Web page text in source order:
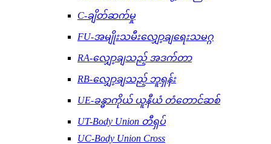
C-ချိတ်ဆက်မှု
FU-အမျိုးသမီးလျှော့ချရေးသမဂ္ဂ
RA-လျှော့ချသည့် အဒက်တာ
RB-လျှော့ချသည့် ဘူရှန်း
UE-ခန္ဓာကိုယ် ယူနီယံ တံတောင်ဆစ်
UT-Body Union တီရှပ်
UC-Body Union Cross